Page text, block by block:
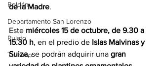
Roldán
Departamento San Lorenzo
Pujato
Turismo
de la Madre.
Este miércoles 15 de octubre, de 9.30 a
15.30 h, en el predio de Islas Malvinas y
Suiza, se podrán adquirir una gran